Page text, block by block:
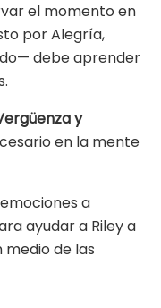
el momento en
por Alegría,
debe aprender
y
en la mente
a
ayudar a Riley a
de las